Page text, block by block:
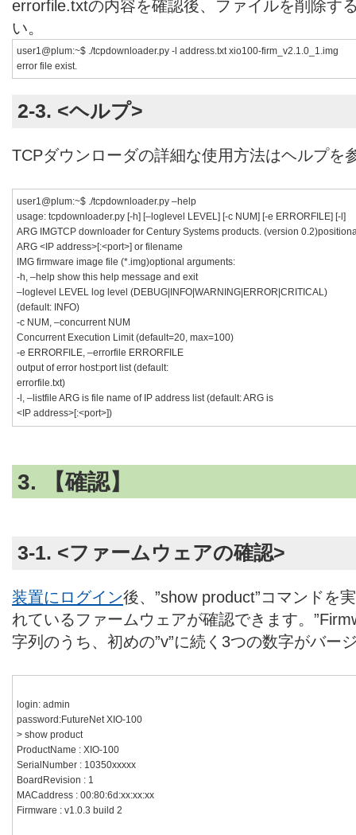
errorfile.txtの内容を確認後、ファイルを削除す
い。
user1@plum:~$ ./tcpdownloader.py -l address.txt xio100-firm_v2.1.0_1.img
error file exist.
2-3. <ヘルプ>
TCPダウンローダの詳細な使用方法はヘルプを
user1@plum:~$ ./tcpdownloader.py –help
usage: tcpdownloader.py [-h] [–loglevel LEVEL] [-c NUM] [-e ERRORFILE] [-l]
ARG IMGTCP downloader for Century Systems products. (version
ARG <IP address>[:<port>] or filename
IMG firmware image file (*.img)optional arguments:
-h, –help show this help message and exit
–loglevel LEVEL log level (DEBUG|INFO|WARNING|ERROR|CRITICAL)
(default: INFO)
-c NUM, –concurrent NUM
Concurrent Execution Limit (default=20, max=100)
-e ERRORFILE, –errorfile ERRORFILE
output of error host:port list (default:
errorfile.txt)
-l, –listfile ARG is file name of IP address list (default: ARG is
<IP address>[:<port>])
3. 【確認】
3-1. <ファームウェアの確認>
装置にログイン後、”show product”コマンドを
れているファームウェアが確認できます。
字列のうち、初めの”v”に続く3つの数字がバー
login: admin
password:FutureNet XIO-100
> show product
ProductName : XIO-100
SerialNumber : 10350xxxxx
BoardRevision : 1
MACaddress : 00:80:6d:xx:xx:xx
Firmware : v1.0.3 build 2